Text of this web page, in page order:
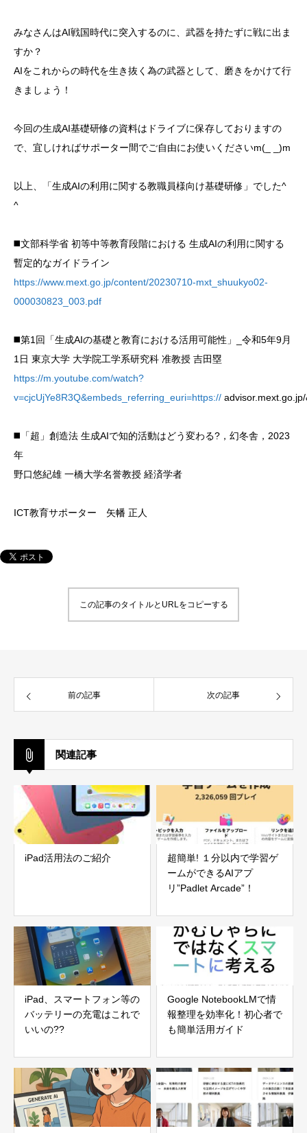
みなさんはAI戦国時代に突入するのに、武器を持たずに戦に出ま
すか？
AIをこれからの時代を生き抜く為の武器として、磨きをかけて行
きましょう！
今回の生成AI基礎研修の資料はドライブに保存しておりますの
で、宜しければサポーター間でご自由にお使いくださいm(_ _)m
以上、「生成AIの利用に関する教職員様向け基礎研修」でした^
^
◼️文部科学省 初等中等教育段階における 生成AIの利用に関する
暫定的なガイドライン
https://www.mext.go.jp/content/20230710-mxt_shuukyo02-
000030823_003.pdf
◼️第1回「生成AIの基礎と教育における活用可能性」_令和5年9月
1日 東京大学 大学院工学系研究科 准教授 吉田塁
https://m.youtube.com/watch?
v=cjcUjYe8R3Q&embeds_referring_euri=https://
◼️「超」創造法 生成AIで知的活動はどう変わる?，幻冬舎，2023
年
野口悠紀雄 一橋大学名誉教授 経済学者
ICT教育サポーター 矢幡 正人
この記事のタイトルとURLをコピーする
前の記事 次の記事
関連記事
iPad活用法のご紹介
超簡単! １分以内で学習ゲ
ームができるAIアプ
リ”Padlet Arcade”！
iPad、スマートフォン等の
バッテリーの充電はこれで
いいの??
Google NotebookLMで情
報整理を効率化！初心者で
も簡単活用ガイド